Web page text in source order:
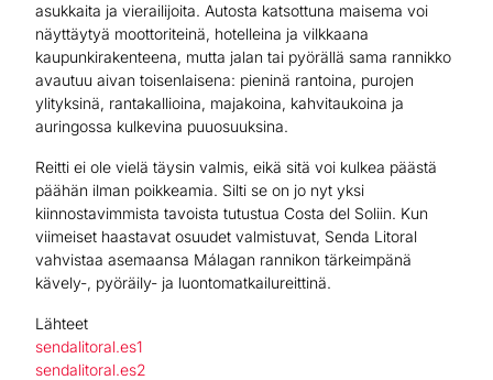
asukkaita ja vierailijoita. Autosta katsottuna maisema voi
näyttäytyä moottoriteinä, hotelleina ja vilkkaana
kaupunkirakenteena, mutta jalan tai pyörällä sama rannikko
avautuu aivan toisenlaisena: pieninä rantoina, purojen
ylityksinä, rantakallioina, majakoina, kahvitaukoina ja
auringossa kulkevina puuosuuksina.
Reitti ei ole vielä täysin valmis, eikä sitä voi kulkea päästä
päähän ilman poikkeamia. Silti se on jo nyt yksi
kiinnostavimmista tavoista tutustua Costa del Soliin. Kun
viimeiset haastavat osuudet valmistuvat, Senda Litoral
vahvistaa asemaansa Málagan rannikon tärkeimpänä
kävely-, pyöräily- ja luontomatkailureittinä.
Lähteet
sendalitoral.es1
sendalitoral.es2